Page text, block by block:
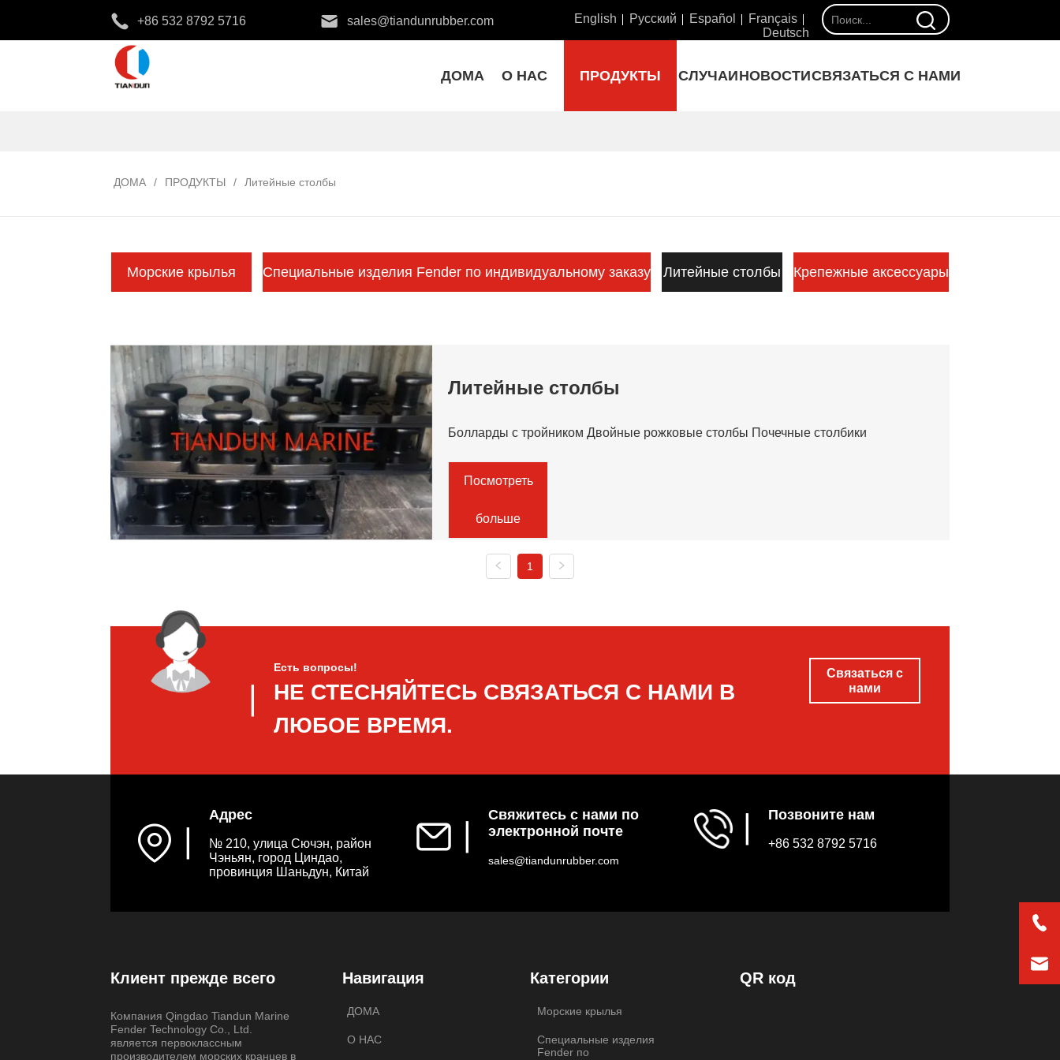
+86 532 8792 5716 sales@tiandunrubber.com English Русский Español
Français
Deutsch
ДОМА О НАС ПРОДУКТЫ СЛУЧАИНОВОСТИСВЯЗАТЬСЯ С НАМИ
ДОМА / ПРОДУКТЫ / Литейные столбы
Морские крылья Специальные изделия Fender по индивидуальному заказу Литейные столбы Крепежные аксессуары
Литейные столбы
Болларды с тройником Двойные рожковые столбы Почечные столбики
Посмотреть
больше
1
Есть вопросы!
НЕ СТЕСНЯЙТЕСЬ СВЯЗАТЬСЯ С НАМИ В
ЛЮБОЕ ВРЕМЯ.
Связаться с
нами
Адрес
№ 210, улица Сючэн, район
Чэньян, город Циндао,
провинция Шаньдун, Китай
Свяжитесь с нами по
электронной почте
sales@tiandunrubber.com
Позвоните нам
+86 532 8792 5716
Клиент прежде всего
Компания Qingdao Tiandun Marine
Fender Technology Co., Ltd.
является первоклассным
производителем морских кранцев в
Навигация
ДОМА
О НАС
Категории
Морские крылья
Специальные изделия
Fender по
QR код